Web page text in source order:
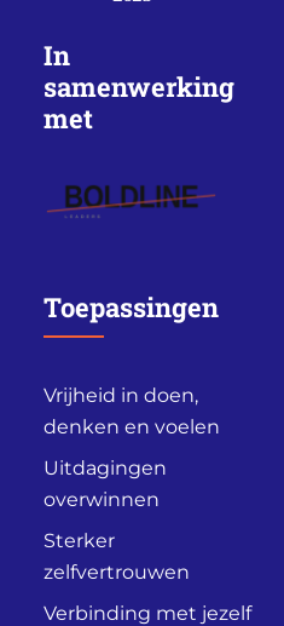
In
samenwerking
met
Toepassingen
Vrijheid in doen,
denken en voelen
Uitdagingen
overwinnen
Sterker
zelfvertrouwen
Verbinding met jezelf